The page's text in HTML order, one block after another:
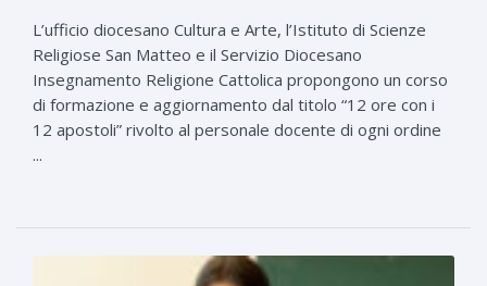
L’ufficio diocesano Cultura e Arte, l’Istituto di Scienze
Religiose San Matteo e il Servizio Diocesano
Insegnamento Religione Cattolica propongono un corso
di formazione e aggiornamento dal titolo “12 ore con i
12 apostoli” rivolto al personale docente di ogni ordine
...